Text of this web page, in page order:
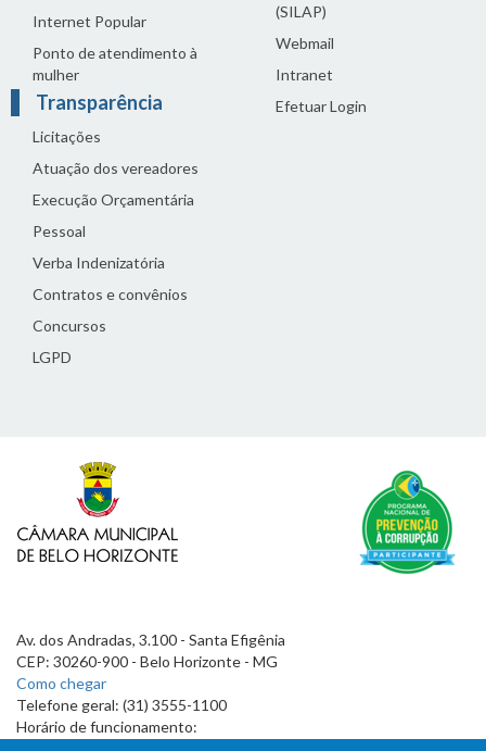
Internet Popular
Ponto de atendimento à
mulher
Transparência
Licitações
Atuação dos vereadores
Execução Orçamentária
Pessoal
Verba Indenizatória
Contratos e convênios
Concursos
LGPD
(SILAP)
Webmail
Intranet
Efetuar Login
Av. dos Andradas, 3.100 - Santa Efigênia
CEP: 30260-900 - Belo Horizonte - MG
Como chegar
Telefone geral: (31) 3555-1100
Horário de funcionamento: